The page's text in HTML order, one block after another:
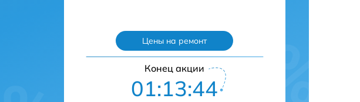
Цены на ремонт
Конец акции
01:13:43